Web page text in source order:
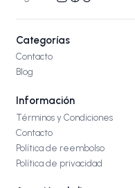
Categorías
Contacto
Blog
Información
Términos y Condiciones
Contacto
Política de reembolso
Política de privacidad